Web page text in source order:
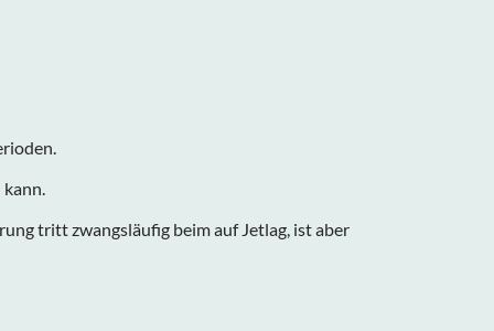
kann.
tritt zwangsläufig beim auf Jetlag, ist aber